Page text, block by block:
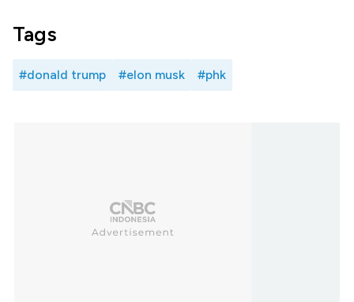
Tags
#donald trump #elon musk #phk